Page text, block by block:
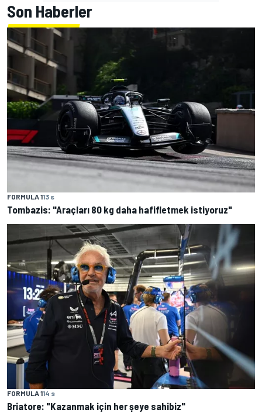
Son Haberler
FORMULA 113 s
Tombazis: "Araçları 80 kg daha hafifletmek istiyoruz"
FORMULA 114 s
Briatore: "Kazanmak için her şeye sahibiz"